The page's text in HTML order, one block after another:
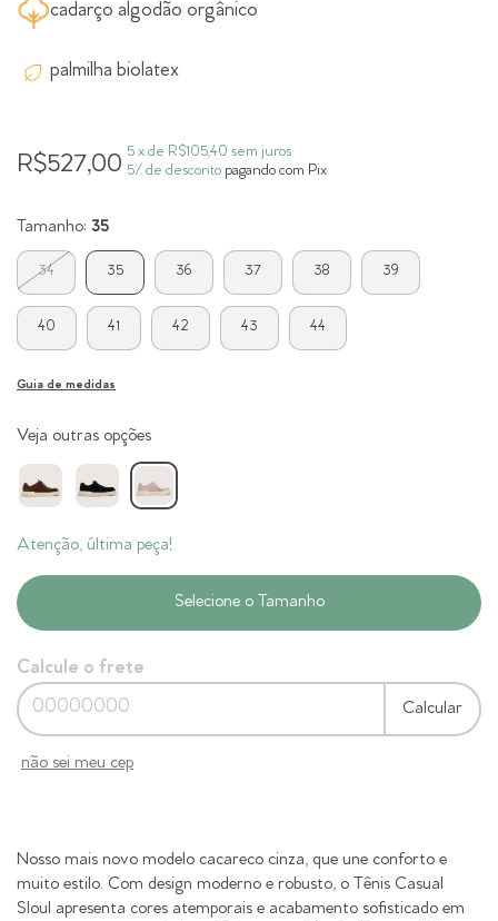
cadarço algodão orgânico
palmilha biolatex
R$527,00 5 x de R$105,40 sem juros
5% de desconto pagando com Pix
Tamanho: 35
34 35 36 37 38 39
40 41 42 43 44
Guia de medidas
Veja outras opções
Atenção, última peça!
Calcule o frete
Calcular
não sei meu cep
Nosso mais novo modelo cacareco cinza, que une conforto e
muito estilo. Com design moderno e robusto, o Tênis Casual
Sloul apresenta cores atemporais e acabamento sofisticado em